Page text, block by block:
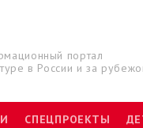
портал
в России и за
СПЕЦПРОЕКТЫ